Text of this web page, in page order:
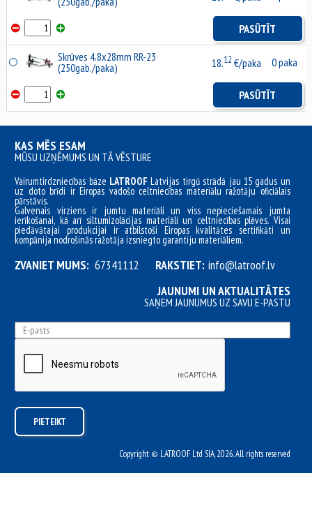
PASŪTĪT
Skrūves 4.8x28mm RR-23
(250gab./paka)
18.12€/paka 0 paka
PASŪTĪT
KAS MĒS ESAM
MŪSU UZŅĒMUMS UN TĀ VĒSTURE
Vairumtirdzniecības bāze LATROOFLatvijas tirgū strādā jau 15 gadus un
uz doto brīdi ir Eiropas vadošo celtniecības materiālu ražotāju oficiālais
pārstāvis.
Galvenais virziens ir jumtu materiāli un viss nepieciešamais jumta
ierīkošanai, kā arī siltumizolācijas materiāli un celtniecības plēves. Visai
piedāvātajai produkcijai ir atbilstoši Eiropas kvalitātes sertifikāti un
kompānija nodrošinās ražotāja izsniegto garantiju materiāliem.
ZVANIET MUMS: 67341112 RAKSTIET: info@latroof.lv
JAUNUMI UN AKTUALITĀTES
SAŅEM JAUNUMUS UZ SAVU E-PASTU
Copyright © LATROOF Ltd SIA, 2026. All rights reserved